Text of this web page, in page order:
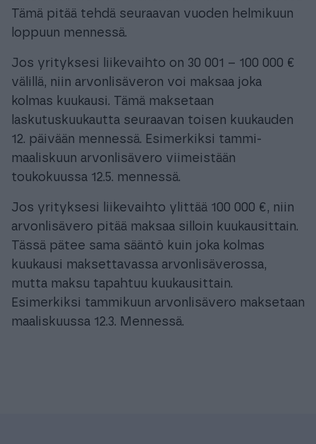
Tämä pitää tehdä seuraavan vuoden helmikuun
loppuun mennessä.
Jos yrityksesi liikevaihto on 30 001 – 100 000 €
välillä, niin arvonlisäveron voi maksaa joka
kolmas kuukausi. Tämä maksetaan
laskutuskuukautta seuraavan toisen kuukauden
12. päivään mennessä. Esimerkiksi tammi-
maaliskuun arvonlisävero viimeistään
toukokuussa 12.5. mennessä.
Jos yrityksesi liikevaihto ylittää 100 000 €, niin
arvonlisävero pitää maksaa silloin kuukausittain.
Tässä pätee sama sääntö kuin joka kolmas
kuukausi maksettavassa arvonlisäverossa,
mutta maksu tapahtuu kuukausittain.
Esimerkiksi tammikuun arvonlisävero maksetaan
maaliskuussa 12.3. Mennessä.